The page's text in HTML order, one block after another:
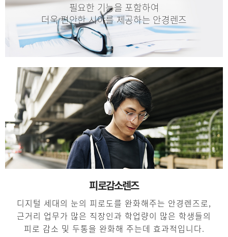
필요한 기능을 포함하여
더욱 편안한 시야를 제공하는 안경렌즈
피로감소렌즈
디지털 세대의 눈의 피로도를 완화해주는 안경렌즈로,
근거리 업무가 많은 직장인과 학업량이 많은 학생들의
피로 감소 및 두통을 완화해 주는데 효과적입니다.